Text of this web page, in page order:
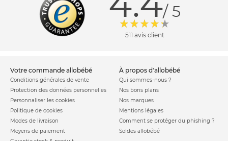
/ 5
511 avis client
votre commande allobébé
Conditions générales de vente
Protection des données personnelles
Personnaliser les cookies
Politique de cookies
Modes de livraison
Moyens de paiement
à propos d'allobébé
Qui sommes-nous ?
Nos bons plans
Nos marques
Mentions légales
Comment se protéger du phishing ?
Soldes allobébé